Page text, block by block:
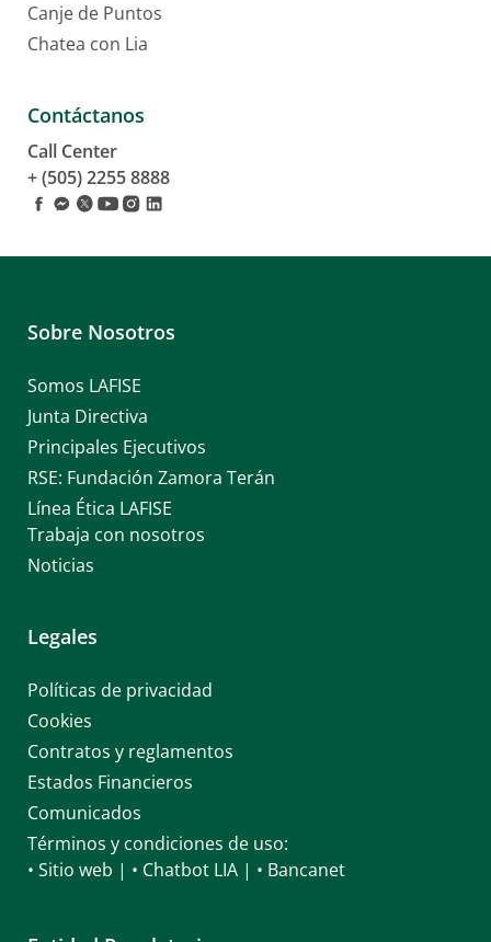
Canje de Puntos
Chatea con Lia
Contáctanos
Call Center
+ (505) 2255 8888
Sobre Nosotros
Somos LAFISE
Junta Directiva
Principales Ejecutivos
RSE: Fundación Zamora Terán
Línea Ética LAFISE
Trabaja con nosotros
Noticias
Legales
Políticas de privacidad
Cookies
Contratos y reglamentos
Estados Financieros
Comunicados
Términos y condiciones de uso:
• Sitio web | • Chatbot LIA | • Bancanet